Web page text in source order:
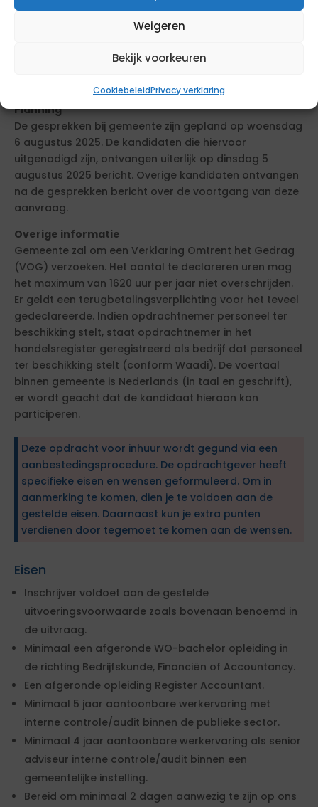
Weigeren
Bekijk voorkeuren
CookiebeleidPrivacy verklaring
Maximaal 5 pagina’s, opgesteld in het Nederlands,
De opdracht wordt vervuld op de volgende
werkdagen: In overleg.
Planning
De gesprekken bij gemeente zijn gepland op woensdag
6 augustus 2025. De kandidaten die hiervoor
uitgenodigd zijn, ontvangen uiterlijk op dinsdag 5
augustus 2025 bericht. Overige kandidaten ontvangen
na de gesprekken bericht over de voortgang van deze
aanvraag.
Overige informatie
Gemeente zal om een Verklaring Omtrent het Gedrag
(VOG) verzoeken. Het aantal te declareren uren mag
het maximum van 1620 uur per jaar niet overschrijden.
Er geldt een terugbetalingsverplichting voor het teveel
gedeclareerde. Indien opdrachtnemer personeel ter
beschikking stelt, staat opdrachtnemer in het
handelsregister geregistreerd als bedrijf dat personeel
ter beschikking stelt (conform Waadi). De voertaal
binnen gemeente is Nederlands (in taal en geschrift),
er wordt geacht dat de kandidaat hieraan kan
participeren.
Deze opdracht voor inhuur wordt gegund via een
aanbestedingsprocedure. De opdrachtgever heeft
specifieke eisen en wensen geformuleerd. Om in
aanmerking te komen, dien je te voldoen aan de
gestelde eisen. Daarnaast kun je extra punten
verdienen door tegemoet te komen aan de wensen.
Eisen
Inschrijver voldoet aan de gestelde
uitvoeringsvoorwaarde zoals bovenaan benoemd in
de uitvraag.
Minimaal een afgeronde WO-bachelor opleiding in
de richting Bedrijfskunde, Financiën of Accountancy.
Een afgeronde opleiding Register Accountant.
Minimaal 5 jaar aantoonbare werkervaring met
interne controle/audit binnen de publieke sector.
Minimaal 4 jaar aantoonbare werkervaring als senior
adviseur interne controle/audit binnen een
gemeentelijke instelling.
Bereid om minimaal 2 dagen aanwezig te zijn op ons